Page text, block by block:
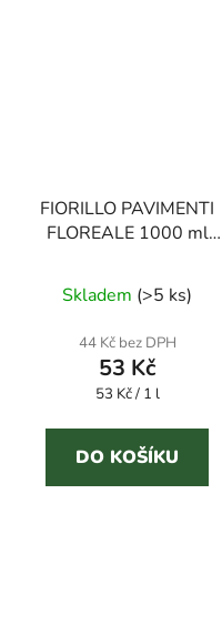
FIORILLO PAVIMENTI
FLOREALE 1000 ml
podlahy
Skladem (>5 ks)
44 Kč bez DPH
53 Kč
Měrná
53 Kč / 1 l
DO KOŠÍKU